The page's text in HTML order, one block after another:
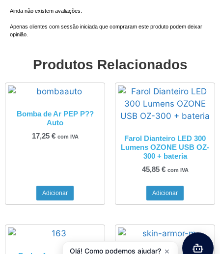
Ainda não existem avaliações.
Apenas clientes com sessão iniciada que compraram este produto podem deixar
opinião.
Produtos Relacionados
Bomba de Ar PEP P??
Auto
17,25 € com IVA
Adicionar
Farol Dianteiro LED 300
Lumens OZONE USB OZ-
300 + bateria
45,85 € com IVA
Adicionar
Olá! Como podemos ajudar? ×